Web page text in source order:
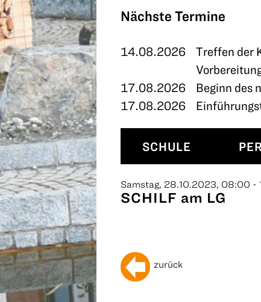
Nächste Termine
14.08.2026
Treffen der
17.08.2026
Beginn des
17.08.2026
SCHULE
KONTAKT
Samstag, 28.10.2023, 08:00 -
SCHILF am LG
zurück